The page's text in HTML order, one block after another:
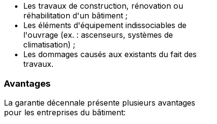
Les travaux de construction, rénovation ou
réhabilitation d'un bâtiment ;
Les éléments d'équipement indissociables de
l'ouvrage (ex. : ascenseurs, systèmes de
climatisation) ;
Les dommages causés aux existants du fait des
travaux.
Avantages
La garantie décennale présente plusieurs avantages
pour les entreprises du bâtiment: